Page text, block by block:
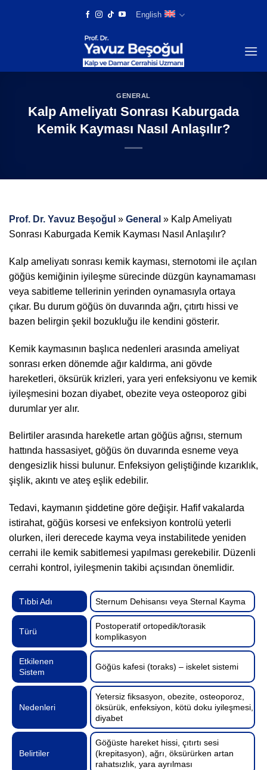
English
GENERAL
Kalp Ameliyatı Sonrası Kaburgada
Kemik Kayması Nasıl Anlaşılır?
Prof. Dr. Yavuz Beşoğul » General » Kalp Ameliyatı
Sonrası Kaburgada Kemik Kayması Nasıl Anlaşılır?
Kalp ameliyatı sonrası kemik kayması, sternotomi ile açılan
göğüs kemiğinin iyileşme sürecinde düzgün kaynamaması
veya sabitleme tellerinin yerinden oynamasıyla ortaya
çıkar. Bu durum göğüs ön duvarında ağrı, çıtırtı hissi ve
bazen belirgin şekil bozukluğu ile kendini gösterir.
Kemik kaymasının başlıca nedenleri arasında ameliyat
sonrası erken dönemde ağır kaldırma, ani gövde
hareketleri, öksürük krizleri, yara yeri enfeksiyonu ve kemik
iyileşmesini bozan diyabet, obezite veya osteoporoz gibi
durumlar yer alır.
Belirtiler arasında hareketle artan göğüs ağrısı, sternum
hattında hassasiyet, göğüs ön duvarında esneme veya
dengesizlik hissi bulunur. Enfeksiyon geliştiğinde kızarıklık,
şişlik, akıntı ve ateş eşlik edebilir.
Tedavi, kaymanın şiddetine göre değişir. Hafif vakalarda
istirahat, göğüs korsesi ve enfeksiyon kontrolü yeterli
olurken, ileri derecede kayma veya instabilitede yeniden
cerrahi ile kemik sabitlemesi yapılması gerekebilir. Düzenli
cerrahi kontrol, iyileşmenin takibi açısından önemlidir.
Tıbbi Adı Sternum Dehisansı veya Sternal Kayma
Türü
Postoperatif ortopedik/torasik
komplikasyon
Etkilenen
Sistem
Göğüs kafesi (toraks) – iskelet sistemi
Nedenleri
Yetersiz fiksasyon, obezite, osteoporoz,
öksürük, enfeksiyon, kötü doku iyileşmesi,
diyabet
Belirtiler
Göğüste hareket hissi, çıtırtı sesi
(krepitasyon), ağrı, öksürürken artan
rahatsızlık, yara ayrılması